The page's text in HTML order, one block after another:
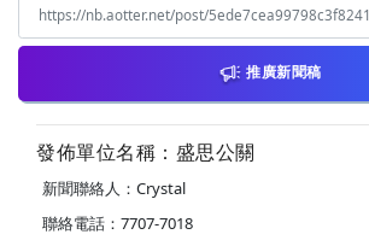
推廣新聞稿
發佈單位名稱：盛思公關
新聞聯絡人：Crystal
聯絡電話：7707-7018